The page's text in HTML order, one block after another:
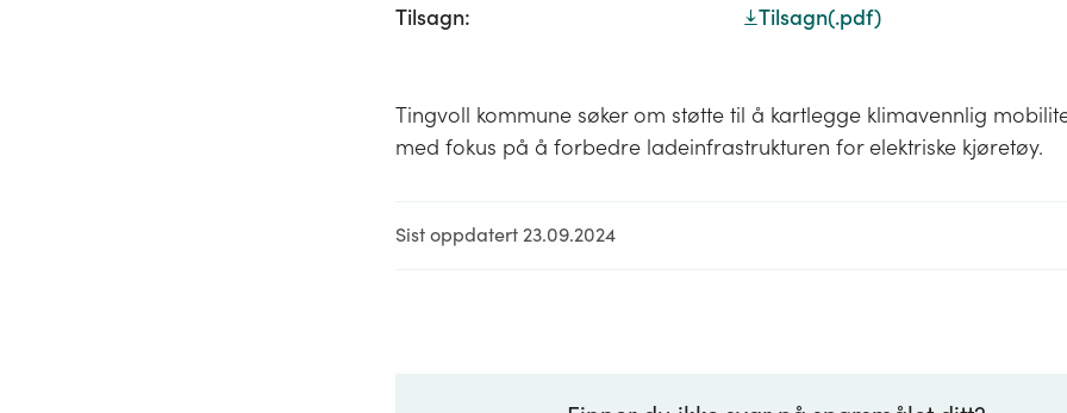
Tilsagn:
Tilsagn(.pdf)
Tingvoll kommune søker om støtte til å kartlegge klimavennlig
med fokus på å forbedre ladeinfrastrukturen for elektriske kjøretøy.
Sist oppdatert 23.09.2024